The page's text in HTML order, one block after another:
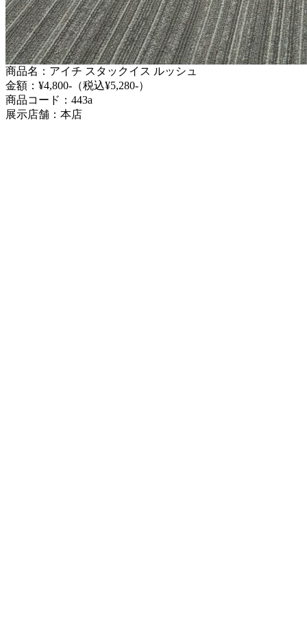
商品名：アイチ スタックイス ルッシュ
金額：¥4,800-（税込¥5,280-）
商品コード：443a
展示店舗：本店